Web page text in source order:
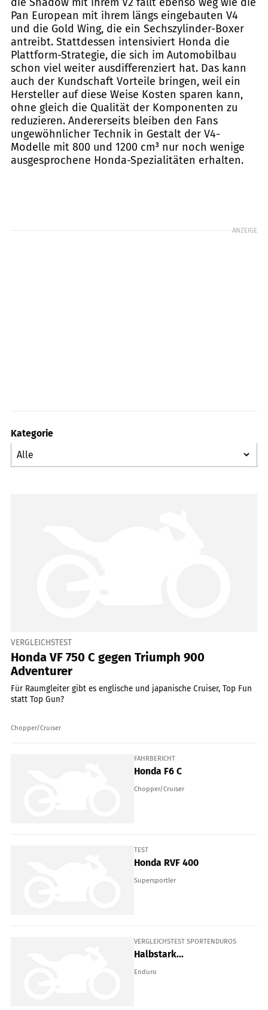
Pan European mit ihrem längs eingebauten V4
und die Gold Wing, die ein Sechszylinder-Boxer
antreibt. Stattdessen intensiviert Honda die
Plattform-Strategie, die sich im Automobilbau
schon viel weiter ausdifferenziert hat. Das kann
auch der Kundschaft Vorteile bringen, weil ein
Hersteller auf diese Weise Kosten sparen kann,
ohne gleich die Qualität der Komponenten zu
reduzieren. Andererseits bleiben den Fans
ungewöhnlicher Technik in Gestalt der V4-
Modelle mit 800 und 1200 cm³ nur noch wenige
ausgesprochene Honda-Spezialitäten erhalten.
ANZEIGE
Kategorie
VERGLEICHSTEST
Honda VF 750 C gegen Triumph 900
Adventurer
Für Raumgleiter gibt es englische und japanische Cruiser, Top Fun
statt Top Gun?
Chopper/Cruiser
FAHRBERICHT
Honda F6 C
Chopper/Cruiser
TEST
Honda RVF 400
Supersportler
VERGLEICHSTEST SPORTENDUROS
Halbstark...
Enduro